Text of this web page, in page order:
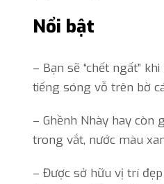
Nổi bật
– Bạn sẽ “chết ngất”
tiếng sóng vỗ trên bờ
– Ghềnh Nhày hay còn
trong vắt, nước màu
– Được sở hữu vị trí